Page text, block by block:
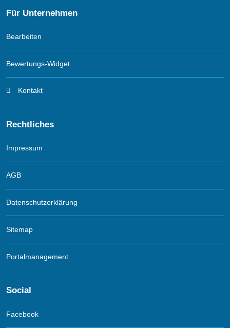
Für Unternehmen
Bearbeiten
Bewertungs-Widget
Kontakt
Rechtliches
Impressum
AGB
Datenschutzerklärung
Sitemap
Portalmanagement
Social
Facebook